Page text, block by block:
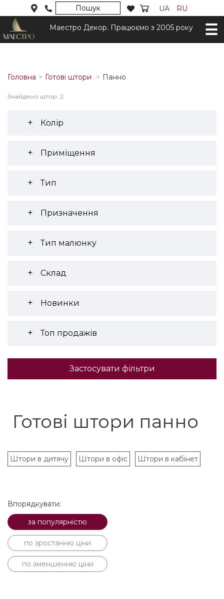
Пошук UA RU
Маестро Декор. Працюємо з 2005 року
Головна Готові штори Панно
Знайдено штор: 2
Колір
Приміщення
Тип
Призначення
Тип малюнку
Склад
Новинки
Топ продажів
Застосувати фільтри
Готові штори панно
Штори в дитячу Штори в офіс Штори в кабінет
Впорядкувати:
за популярністю
по зростанню ціни
по зменшенню ціни